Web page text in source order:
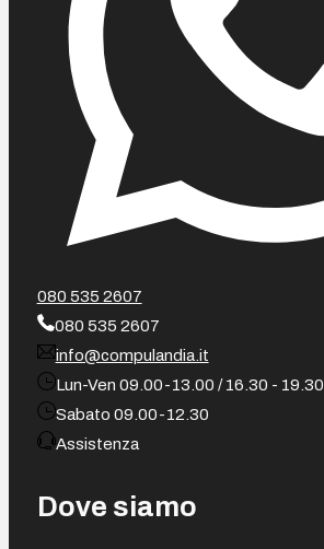
080 535 2607
080 535 2607
info@compulandia.it
Lun-Ven 09.00-13.00 / 16.30 - 19.30
Sabato 09.00-12.30
Assistenza
Dove siamo